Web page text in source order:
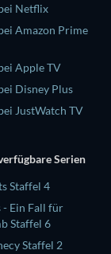
Netflix
Amazon Prime
Apple TV
Disney Plus
JustWatch TV
Serien
Staffel 4
- Ein Fall für
Staffel 6
Staffel 2